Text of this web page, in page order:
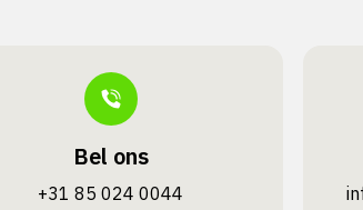
Bel ons
+31 85 024 0044